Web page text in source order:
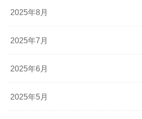
2025年8月
2025年7月
2025年6月
2025年5月